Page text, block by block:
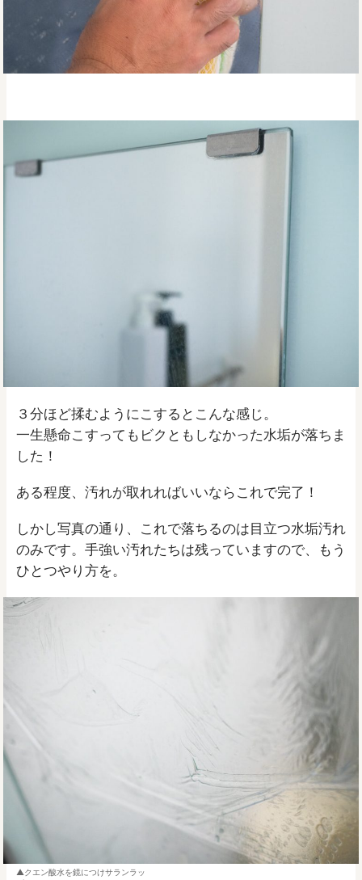
３分ほど揉むようにこするとこんな感じ。
一生懸命こすってもビクともしなかった水垢が落ちま
した！
ある程度、汚れが取れればいいならこれで完了！
しかし写真の通り、これで落ちるのは目立つ水垢汚れ
のみです。手強い汚れたちは残っていますので、もう
ひとつやり方を。
クエン酸水を鏡につけサランラッ